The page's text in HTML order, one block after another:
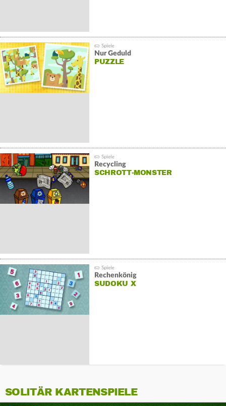
Nur Geduld
PUZZLE
Recycling
SCHROTT-MONSTER
Rechenkönig
SUDOKU X
SOLITÄR KARTENSPIELE